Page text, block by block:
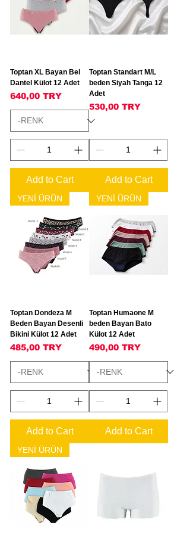
Toptan XL Bayan Bel
Dantel Külot 12 Adet
Price
640,00 TRY
Add to Cart
Toptan Standart M/L
beden Siyah Tanga 12
Adet
Price
530,00 TRY
Add to Cart
YENİ ÜRÜN
Toptan Dondeza M
Beden Bayan Desenli
Bikini Külot 12 Adet
Price
485,00 TRY
Add to Cart
YENİ ÜRÜN
Toptan Humaone M
beden Bayan Bato
Külot 12 Adet
Price
490,00 TRY
Add to Cart
YENİ ÜRÜN